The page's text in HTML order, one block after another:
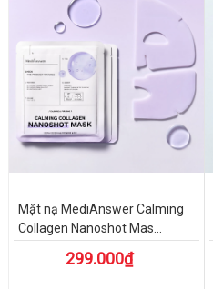
Mặt nạ MediAnswer Calming
Collagen Nanoshot Mas...
299.000₫